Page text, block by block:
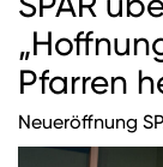
Tirol
Salzburg
Oberösterreich
Niederösterreich
Pfarren
Neueröffnung